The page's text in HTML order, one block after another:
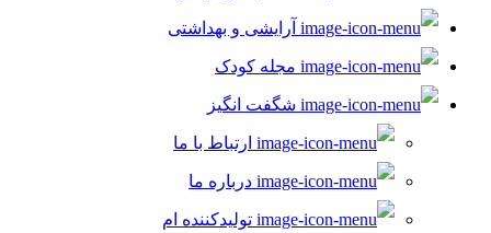
آرایشی و بهداشتی
مجله کودک
شگفت انگیز
ارتباط با ما
درباره ما
تولیدکننده ام